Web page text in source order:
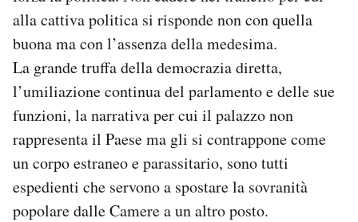
alla cattiva politica si risponde non con quella
buona ma con l’assenza della medesima.
La grande truffa della democrazia diretta,
l’umiliazione continua del parlamento e delle sue
funzioni, la narrativa per cui il palazzo non
rappresenta il Paese ma gli si contrappone come
un corpo estraneo e parassitario, sono tutti
espedienti che servono a spostare la sovranità
popolare dalle Camere a un altro posto.